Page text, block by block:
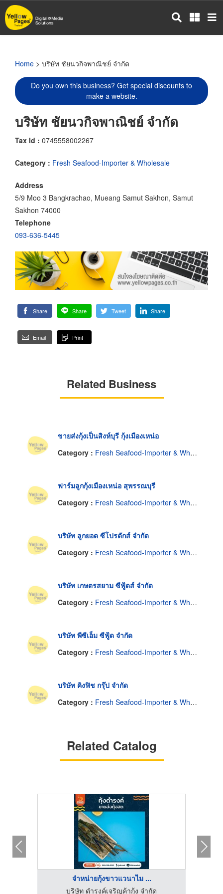
Skip
to
main
Home > บริษัท ชัยนวกิจพาณิชย์ จำกัด
Do you own this business? Get special discounts to
make a website.
บริษัท ชัยนวกิจพาณิชย์ จำกัด
Tax Id : 0745558002267
Category : Fresh Seafood-Importer & Wholesale
Address
5/9 Moo 3 Bangkrachao, Mueang Samut Sakhon, Samut
Sakhon 74000
Telephone
093-636-5445
Share Share Tweet Share
Email Print
Related Business
ขายส่งกุ้งเป็นสิงห์บุรี กุ้งเมืองเหน่อ
Category : Fresh Seafood-Importer & Wholesale
ฟาร์มลูกกุ้งเมืองเหน่อ สุพรรณบุรี
Category : Fresh Seafood-Importer & Wholesale
บริษัท ลูกยอด ซีโปรดักส์ จำกัด
Category : Fresh Seafood-Importer & Wholesale
บริษัท เกษตรสยาม ซีฟู้ดส์ จำกัด
Category : Fresh Seafood-Importer & Wholesale
บริษัท พีซีเอ็ม ซีฟู้ด จำกัด
Category : Fresh Seafood-Importer & Wholesale
บริษัท คิงฟิช กรุ๊ป จำกัด
Category : Fresh Seafood-Importer & Wholesale
Related Catalog
จำหน่ายกุ้งขาวแวนาไม ...
บริษัท ดำรงค์เจริญค้ากุ้ง จำกัด